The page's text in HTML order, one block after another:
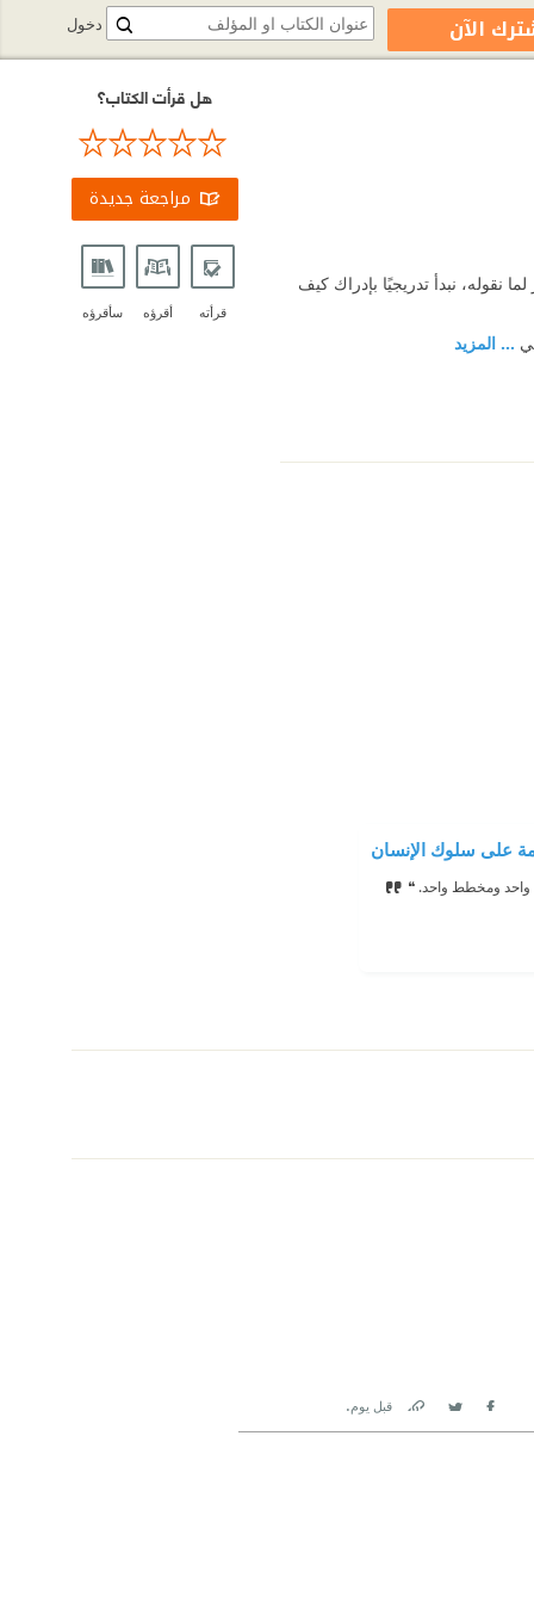
نقوله، نبدأ تدريجيًا بإدراك كيف
... المزيد
على سلوك الإنسان
واحد ومخطط واحد. ❝
هل قرأت الكتاب؟
مراجعة جديدة
قرأته أقرؤه سأقرؤه
Facebook
Twitter
Link
قبل يوم.
دخول الآن